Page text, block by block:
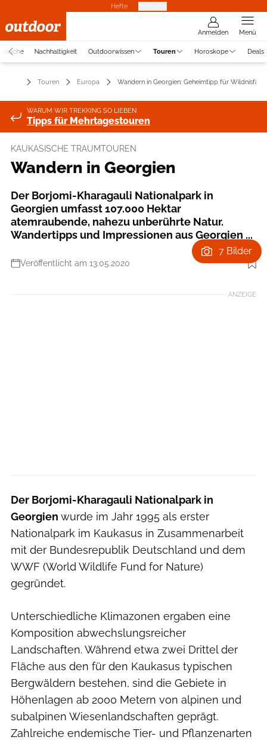
Hefte
Anmelden Menü
Nachhaltigkeit Outdoorwissen Touren Horoskope Deals
Touren Europa Wandern in Georgien: Geheimtipp für Wildnisfans
WARUM WIR TREKKING SO LIEBEN
Tipps für Mehrtagestouren
KAUKASISCHE TRAUMTOUREN
Wandern in Georgien
Der Borjomi-Kharagauli Nationalpark in
Georgien umfasst 107.000 Hektar
atemraubende, nahezu unberührte Natur.
Wandertipps und Impressionen aus Georgien ...
Veröffentlicht am 13.05.2020
Foto: Valeria Schulte-Niermann
7 Bilder
ANZEIGE
Der Borjomi-Kharagauli Nationalpark in
Georgien wurde im Jahr 1995 als erster
Nationalpark im Kaukasus in Zusammenarbeit
mit der Bundesrepublik Deutschland und dem
WWF (World Wildlife Fund for Nature)
gegründet.
Unterschiedliche Klimazonen ergaben eine
Komposition abwechslungsreicher
Landschaften. Während etwa zwei Drittel der
Fläche aus den für den Kaukasus typischen
Bergwäldern bestehen, sind die Gebiete in
Höhenlagen ab 2000 Metern von alpinen und
subalpinen Wiesenlandschaften geprägt.
Zahlreiche endemische Tier- und Pflanzenarten